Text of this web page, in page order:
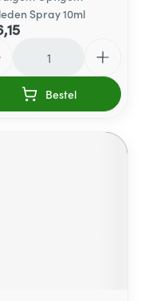
Spray 10ml
Bestel